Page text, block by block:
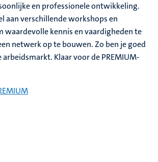
en professionele ontwikkeling.
aan verschillende workshops en
waardevolle kennis en vaardigheden te
netwerk op te bouwen. Zo ben je goed
Klaar voor de PREMIUM-